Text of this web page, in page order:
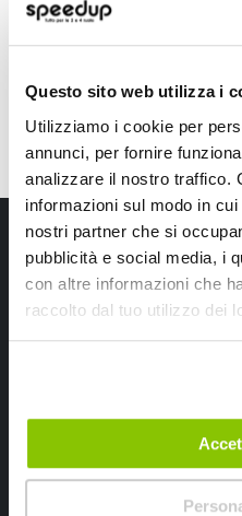
Questo sito web utilizza i
Utilizziamo i cookie per
annunci, per fornire
analizzare il nostro traffico.
informazioni sul modo in
nostri partner che si
pubblicità e social media, i
con altre informazioni che
raccolto dal tuo utilizzo dei
CONSEGNA IN 48H
Iscriviti alla
Ricevi subito uno sconto del